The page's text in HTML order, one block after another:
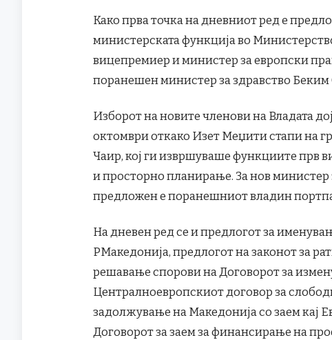
Како прва точка на дневниот ред е
министерската функција во
вицепремиер и министер за европски
поранешен министер за здравство Беким
Изборот на новите членови на Владата
октомври откако Изет Меџити стапи на
Чаир, кој ги извршуваше функциите прв
и просторно планирање. За нов
предложен е поранешниот владин
На дневен ред се и предлогот за
РМакедонија, предлогот на законот за
решавање спорови на Договорот за
Централноевропскиот договор за
задолжување на Македонија со заем кај
Договорот за заем за финансирање на